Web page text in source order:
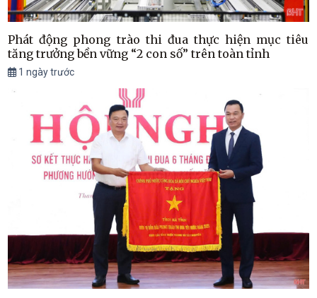
Phát động phong trào thi đua thực hiện mục tiêu
tăng trưởng bền vững “2 con số” trên toàn tỉnh
1 ngày trước